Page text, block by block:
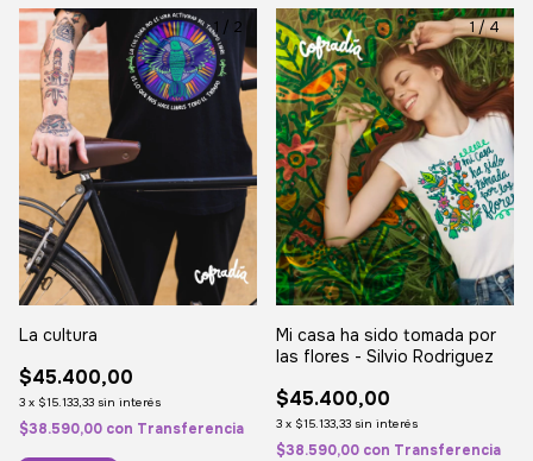
1 / 2
La cultura
$45.400,00
3 x $15.133,33 sin interés
$38.590,00 con Transferencia
1/4
Mi casa ha sido tomada por
las flores - Silvio Rodriguez
$45.400,00
3 x $15.133,33 sin interés
$38.590,00 con Transferencia